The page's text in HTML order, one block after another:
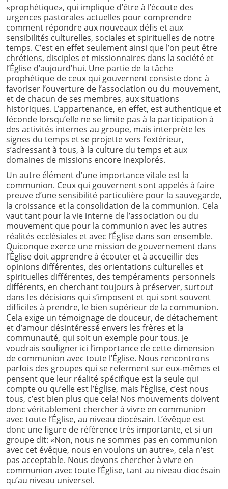
«prophétique», qui implique d’être à l’écoute des
urgences pastorales actuelles pour comprendre
comment répondre aux nouveaux défis et aux
sensibilités culturelles, sociales et spirituelles de notre
temps. C’est en effet seulement ainsi que l’on peut être
chrétiens, disciples et missionnaires dans la société et
l’Église d’aujourd’hui. Une partie de la tâche
prophétique de ceux qui gouvernent consiste donc à
favoriser l’ouverture de l’association ou du mouvement,
et de chacun de ses membres, aux situations
historiques. L’appartenance, en effet, est authentique et
féconde lorsqu’elle ne se limite pas à la participation à
des activités internes au groupe, mais interprète les
signes du temps et se projette vers l’extérieur,
s’adressant à tous, à la culture du temps et aux
domaines de missions encore inexplorés.
Un autre élément d’une importance vitale est la
communion. Ceux qui gouvernent sont appelés à faire
preuve d’une sensibilité particulière pour la sauvegarde,
la croissance et la consolidation de la communion. Cela
vaut tant pour la vie interne de l’association ou du
mouvement que pour la communion avec les autres
réalités ecclésiales et avec l’Église dans son ensemble.
Quiconque exerce une mission de gouvernement dans
l’Église doit apprendre à écouter et à accueillir des
opinions différentes, des orientations culturelles et
spirituelles différentes, des tempéraments personnels
différents, en cherchant toujours à préserver, surtout
dans les décisions qui s’imposent et qui sont souvent
difficiles à prendre, le bien supérieur de la communion.
Cela exige un témoignage de douceur, de détachement
et d’amour désintéressé envers les frères et la
communauté, qui soit un exemple pour tous. Je
voudrais souligner ici l’importance de cette dimension
de communion avec toute l’Église. Nous rencontrons
parfois des groupes qui se referment sur eux-mêmes et
pensent que leur réalité spécifique est la seule qui
compte ou qu’elle est l’Église, mais l’Église, c’est nous
tous, c’est bien plus que cela! Nos mouvements doivent
donc véritablement chercher à vivre en communion
avec toute l’Église, au niveau diocésain. L’évêque est
donc une figure de référence très importante, et si un
groupe dit: «Non, nous ne sommes pas en communion
avec cet évêque, nous en voulons un autre», cela n’est
pas acceptable. Nous devons chercher à vivre en
communion avec toute l’Église, tant au niveau diocésain
qu’au niveau universel.